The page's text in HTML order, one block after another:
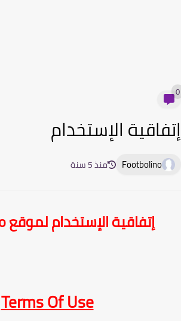
0
إتفاقية الإستخدام
Footbolino منذ 5 سنة
إتفاقية الإستخداملموقع Footbolino
Terms Of Use